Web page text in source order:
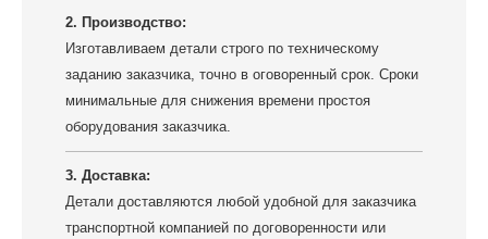
2. Производство:
Изготавливаем детали строго по техническому
заданию заказчика, точно в оговоренный срок. Сроки
минимальные для снижения времени простоя
оборудования заказчика.
3. Доставка:
Детали доставляются любой удобной для заказчика
транспортной компанией по договоренности или